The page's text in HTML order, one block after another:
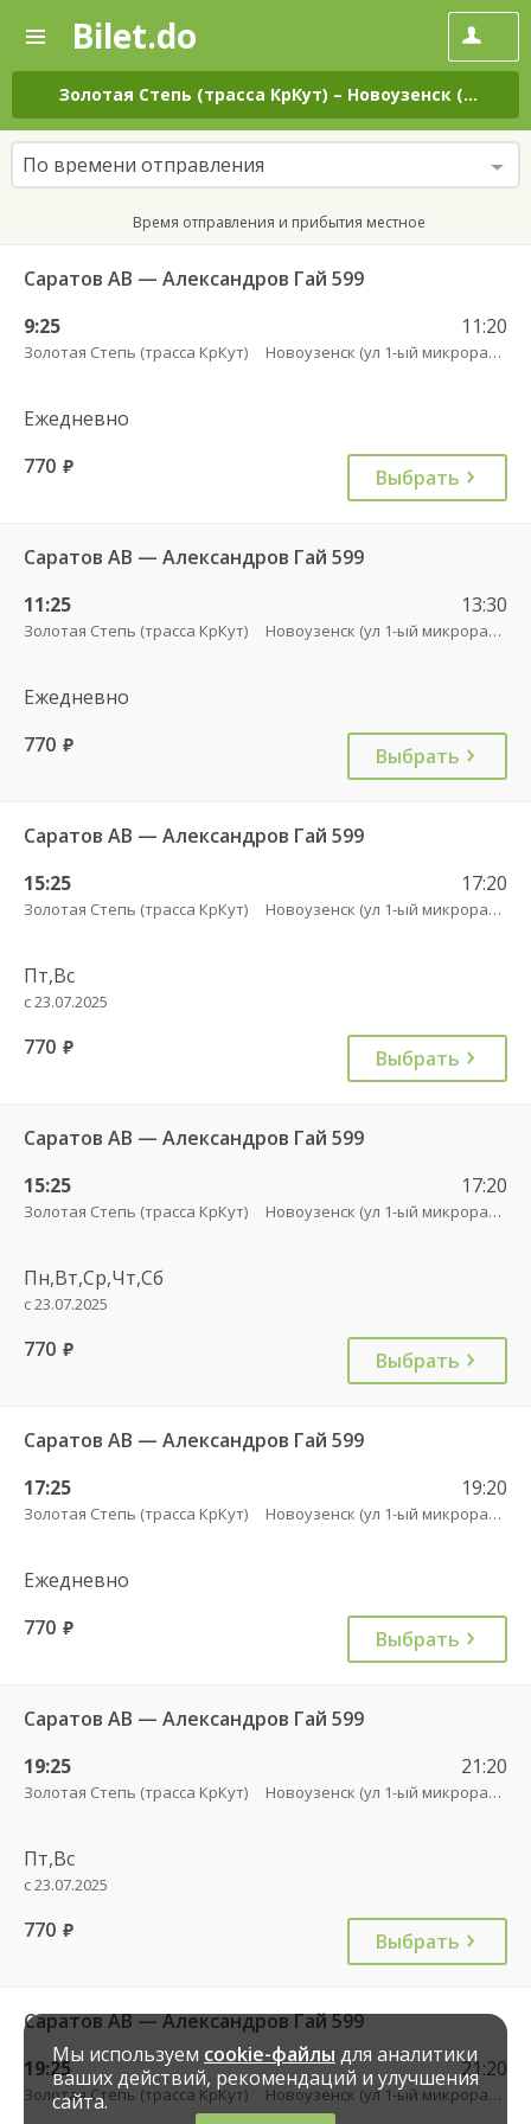
—
Поиск
и
покупка
билетов
на
автобус
онлайн
Bilet.do
Золотая Степь (трасса КрКут) – Новоузенск (ул 1-ый микрорайон 12)
По времени отправления
Время отправления и прибытия местное
Саратов АВ — Александров Гай 599
9:25
Золотая Степь (трасса КрКут)
11:20
Новоузенск (ул 1-ый микрорайон 12)
Ежедневно
770 руб. Выбрать
Саратов АВ — Александров Гай 599
11:25
Золотая Степь (трасса КрКут)
13:30
Новоузенск (ул 1-ый микрорайон 12)
Ежедневно
770 руб. Выбрать
Саратов АВ — Александров Гай 599
15:25
Золотая Степь (трасса КрКут)
17:20
Новоузенск (ул 1-ый микрорайон 12)
Пт,Вс
с 23.07.2025
770 руб. Выбрать
Саратов АВ — Александров Гай 599
15:25
Золотая Степь (трасса КрКут)
17:20
Новоузенск (ул 1-ый микрорайон 12)
Пн,Вт,Ср,Чт,Сб
с 23.07.2025
770 руб. Выбрать
Саратов АВ — Александров Гай 599
17:25
Золотая Степь (трасса КрКут)
19:20
Новоузенск (ул 1-ый микрорайон 12)
Ежедневно
770 руб. Выбрать
Саратов АВ — Александров Гай 599
19:25
Золотая Степь (трасса КрКут)
21:20
Новоузенск (ул 1-ый микрорайон 12)
Пт,Вс
с 23.07.2025
770 руб. Выбрать
Саратов АВ — Александров Гай 599
19:25
Золотая Степь (трасса КрКут)
21:20
Новоузенск (ул 1-ый микрорайон 12)
Мы используем cookie-файлы для аналитики
ваших действий, рекомендаций и улучшения
сайта.